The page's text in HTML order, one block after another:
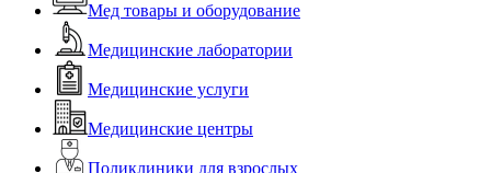
Мед товары и оборудование
Медицинские лаборатории
Медицинские услуги
Медицинские центры
Поликлиники для взрослых